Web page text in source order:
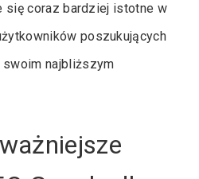
się coraz bardziej istotne w
poszukujących
swoim najbliższym